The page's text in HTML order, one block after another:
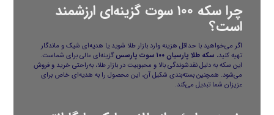
چرا سکه ۱۰۰ سوت گزینه‌ای ارزشمند
است؟
اگر می‌خواهید با حداقل هزینه وارد بازار طلا شوید یا هدیه‌ای شیک و ماندگار
تهیه کنید، سکه طلا پارسیان ۱۰۰ سوت پارسس
گزینه‌ای عالی برای شماست.
این سکه به دلیل نقدشوندگی بالا و محبوبیت در بازار طلا، به‌راحتی خرید و فروش
می‌شود. همچنین بسته‌بندی شکیل آن، این محصول را به هدیه‌ای خاص برای
عزیزان شما تبدیل می‌کند.